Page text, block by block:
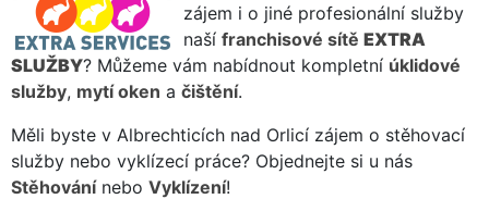
zájem i o jiné profesionální služby
naší franchisové sítě EXTRA
SLUŽBY? Můžeme vám nabídnout kompletní úklidové
služby, mytí oken a čištění.
Měli byste v Albrechticích nad Orlicí zájem o stěhovací
služby nebo vyklízecí práce? Objednejte si u nás
Stěhovánínebo Vyklízení!